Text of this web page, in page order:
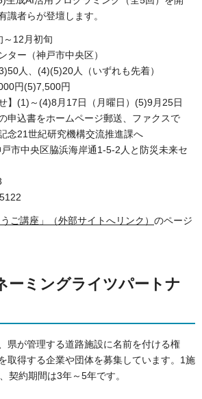
識者らが登壇します。
～12月初旬
ター（神戸市中央区）
人、(4)(5)20人（いずれも先着）
円(5)7,500円
】(1)～(4)8月17日（月曜日）(5)9月25日
申込書をホームページ郵送、ファクスで
念21世紀研究機構交流推進課へ
戸市中央区脇浜海岸通1-5-2人と防災未来セ
ご講座」（外部サイトへリンク） のページ
ーミングライツパートナ
県が管理する道路施設に名前を付ける権
取得する企業や団体を募集しています。1施
契約期間は3年～5年です。